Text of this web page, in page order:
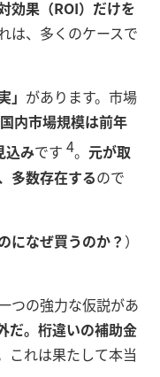
効果（ROI）だけを
は、多くのケースで
」 があります。市場
内市場規模は前年
込みです 4。 元が取
多数存在するので
になぜ買うのか？ ）
つの強力な仮説があ
だ。桁違いの補助金
これは果たして本当